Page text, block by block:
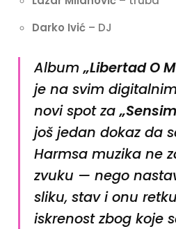
Darko Ivić – DJ
Album„Libertad O
je na svim
novi spot za
još jedan dokaz da
Harmsa muzika ne
zvuku — nego
sliku, stav i onu
iskrenost zbog koje